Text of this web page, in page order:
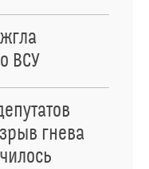
ВСУ
гнева